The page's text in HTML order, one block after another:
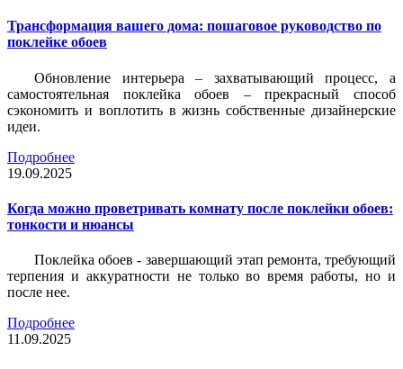
Трансформация вашего дома: пошаговое руководство по
поклейке обоев
Обновление интерьера – захватывающий процесс, а
самостоятельная поклейка обоев – прекрасный способ
сэкономить и воплотить в жизнь собственные дизайнерские
идеи.
Подробнее
19.09.2025
Когда можно проветривать комнату после поклейки обоев:
тонкости и нюансы
Поклейка обоев - завершающий этап ремонта, требующий
терпения и аккуратности не только во время работы, но и
после нее.
Подробнее
11.09.2025